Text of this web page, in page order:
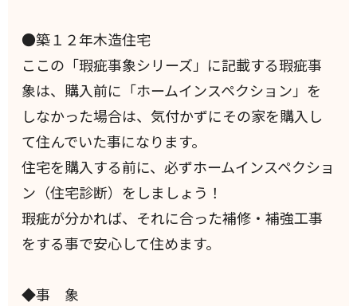
●築１２年木造住宅
ここの「瑕疵事象シリーズ」に記載する瑕疵事
象は、購入前に「ホームインスペクション」を
しなかった場合は、気付かずにその家を購入し
て住んでいた事になります。
住宅を購入する前に、必ずホームインスペクショ
ン（住宅診断）をしましょう！
瑕疵が分かれば、それに合った補修・補強工事
をする事で安心して住めます。
◆事 象